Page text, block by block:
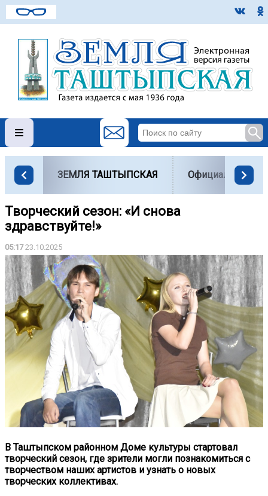
ЗЕМЛЯ ТАШТЫПСКАЯ Официально
Творческий сезон: «И снова
здравствуйте!»
05:1723.10.2025
В Таштыпском районном Доме культуры стартовал
творческий сезон, где зрители могли познакомиться с
творчеством наших артистов и узнать о новых
творческих коллективах.